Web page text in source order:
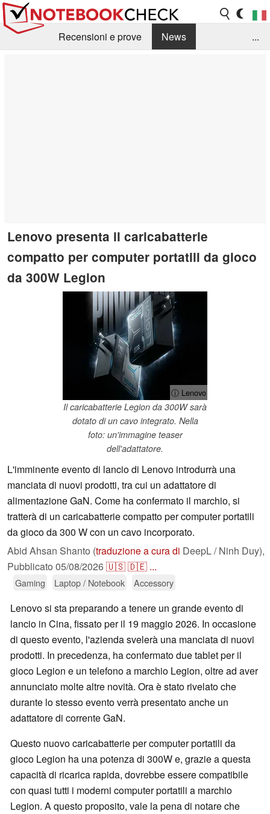
Recensioni e prove
News
...
Lenovo presenta il caricabatterie
compatto per computer portatili da gioco
da 300W Legion
ⓘ Lenovo
Il caricabatterie Legion da 300W sarà
dotato di un cavo integrato. Nella
foto: un'immagine teaser
dell'adattatore.
L'imminente evento di lancio di Lenovo introdurrà una
manciata di nuovi prodotti, tra cui un adattatore di
alimentazione GaN. Come ha confermato il marchio, si
tratterà di un caricabatterie compatto per computer portatili
da gioco da 300 W con un cavo incorporato.
Abid Ahsan Shanto (traduzione a cura di DeepL / Ninh Duy),
Pubblicato 05/08/2026🇺🇸🇩🇪 ...
Gaming Laptop / Notebook Accessory
Lenovo si sta preparando a tenere un grande evento di
lancio in Cina, fissato per il 19 maggio 2026. In occasione
di questo evento, l'azienda svelerà una manciata di nuovi
prodotti. In precedenza, ha confermato due tablet per il
gioco Legion e un telefono a marchio Legion, oltre ad aver
annunciato molte altre novità. Ora è stato rivelato che
durante lo stesso evento verrà presentato anche un
adattatore di corrente GaN.
Questo nuovo caricabatterie per computer portatili da
gioco Legion ha una potenza di 300W e, grazie a questa
capacità di ricarica rapida, dovrebbe essere compatibile
con quasi tutti i moderni computer portatili a marchio
Legion. A questo proposito, vale la pena di notare che